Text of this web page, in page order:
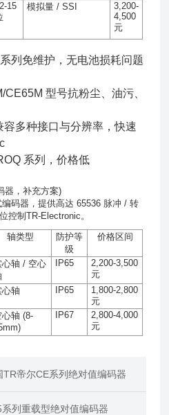
15
模拟量 / SSI
3,200-
4,500
元
列免维护，无电池损耗问题
型号抗粉尘、油污、
多种接口与分辨率，快速
系列，价格低
器，补充方案)
码器，提供高达 65536 脉冲 / 转
控制TR-Electronic。
轴类型
防护等
级
价格区间
心轴 / 空心
IP65
2,200-3,500
元
心轴 IP65
1,800-2,800
元
心轴 (8-
IP67
2,800-4,000
元
TR帝尔CE系列绝对值编码器
列重载型绝对值编码器